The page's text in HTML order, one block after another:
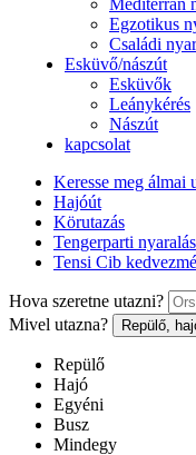
Mediterrán
Egzotikus
Családi
Esküvő/nászút
Esküvők
Leánykérés
Nászút
kapcsolat
Keresse meg álmai
Hajóút
Körutazás
Tengerparti nyaralás
Tensi Cib
Hova szeretne utazni?
Mivel utazna?
Repülő,
Repülő
Hajó
Egyéni
Busz
Mindegy